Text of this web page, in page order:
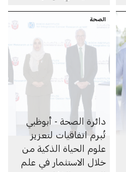
الصحة
دائرة الصحة - أبوظبي
تُبرم اتفاقيات لتعزيز
علوم الحياة الذكية من
خلال الاستثمار في علم